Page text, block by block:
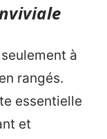
à
rangés.
essentielle
et